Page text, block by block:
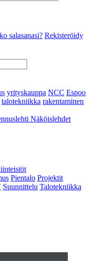
salasanasi? Rekisteröidy
yrityskauppa NCC Espoo
talotekniikka rakentaminen
Näköislehdet
Pientalo Projektit
Suunnittelu Talotekniikka